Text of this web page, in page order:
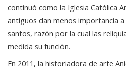
continuó como la Iglesia Católica
antiguos dan menos importancia
santos, razón por la cual las
medida su función.
En 2011, la historiadora de arte